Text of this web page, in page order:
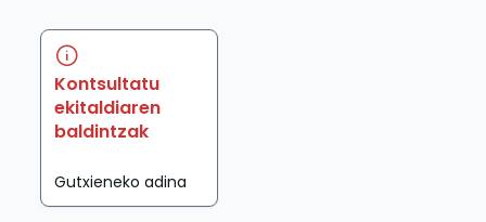
Kontsultatu
ekitaldiaren
baldintzak
Gutxieneko adina